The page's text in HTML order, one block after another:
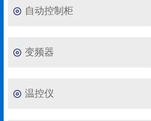
自动控制柜
变频器
温控仪